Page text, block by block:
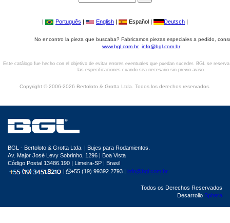
| Português | English | Español | Deutsch |
No encontro la pieza que buscaba? Fabricamos piezas especiales a pedido,
www.bgl.com.br info@bgl.com.br
Este catálogo fue hecho con el objetivo de evitar errores eventuales que puedan suceder. BGL se
las especificaciones cuando sea necesario sin previo aviso.
Copyright © 2006-2026 Bertoloto & Grotta Ltda. Todos los derechos reservados.
BGL - Bertoloto & Grotta Ltda. | Bujes para Rodamientos.
Av. Major José Levy Sobrinho, 1296 | Boa Vista
Código Postal 13486.190 | Limeira-SP | Brasil
|
+55 (19) 99392.2793 | info@bgl.com.br
Todos os Derechos Reservados
Desarrollo Sphera